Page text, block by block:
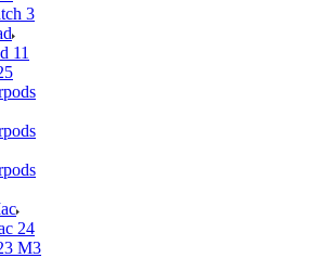
3
11
24
M3